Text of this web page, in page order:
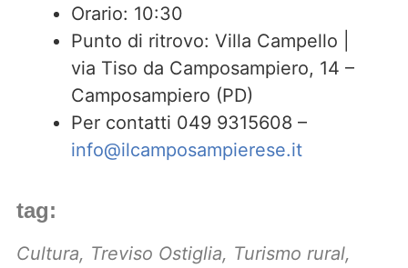
Orario: 10:30
Punto di ritrovo: Villa Campello |
via Tiso da Camposampiero, 14 –
Camposampiero (PD)
Per contatti 049 9315608 –
info@ilcamposampierese.it
tag:
Cultura, Treviso Ostiglia, Turismo rural,